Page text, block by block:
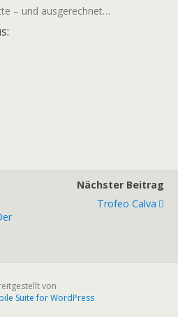
– und ausgerechnet…
Nächster Beitrag
Trofeo Calva
von
Suite for WordPress